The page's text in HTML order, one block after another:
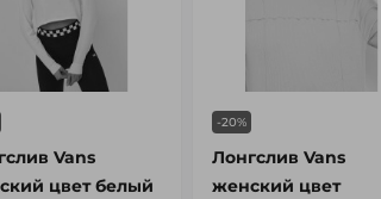
Vans
цвет белый
-20%
Лонгслив Vans
женский цвет